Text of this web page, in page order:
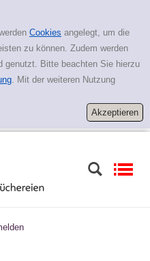
Cookies angelegt, um die
zu können. Zudem werden
genutzt. Bitte beachten Sie hierzu
. Mit der weiteren Nutzung